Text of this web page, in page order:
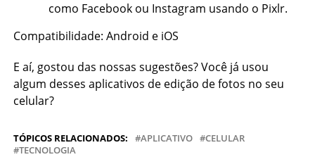
como Facebook ou Instagram usando o Pixlr.
Compatibilidade: Android e iOS
E aí, gostou das nossas sugestões? Você já usou
algum desses aplicativos de edição de fotos no seu
celular?
TÓPICOS RELACIONADOS: APLICATIVO
CELULAR
TECNOLOGIA